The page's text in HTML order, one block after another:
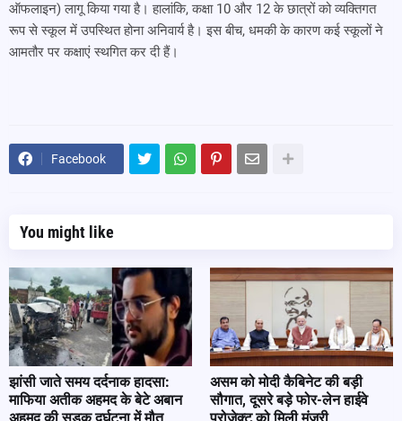
ऑफलाइन) लागू किया गया है। हालांकि, कक्षा 10 और 12 के छात्रों को व्यक्तिगत
रूप से स्कूल में उपस्थित होना अनिवार्य है। इस बीच, धमकी के कारण कई स्कूलों ने
आमतौर पर कक्षाएं स्थगित कर दी हैं।
Facebook
You might like
झांसी जाते समय दर्दनाक हादसा:
माफिया अतीक अहमद के बेटे अबान
असम को मोदी कैबिनेट की बड़ी
सौगात, दूसरे बड़े फोर-लेन हाईवे